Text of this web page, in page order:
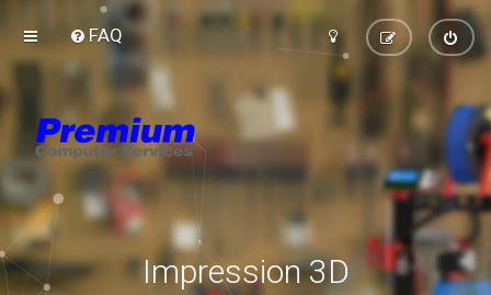
FAQ
Impression 3D